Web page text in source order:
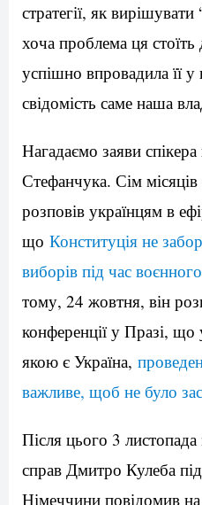
стратегії, як
хоча проблема ця
успішно впровадила її
свідомість саме наша
Нагадаємо заяви
Стефанчука. Сім
розповів українцям в
що Конституція не
виборів під час
тому, 24 жовтня, він
конференції у Празі, що
якою є Україна,
важливе, щоб не було
Після цього 3
справ Дмитро Кулеба
Німеччини повідомив